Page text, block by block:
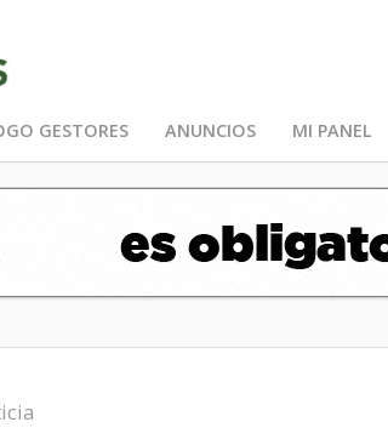
GESTORES ANUNCIOS MI PANEL